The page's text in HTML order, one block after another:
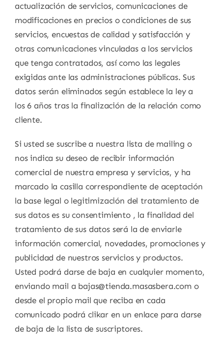
actualización de servicios, comunicaciones de
modificaciones en precios o condiciones de sus
servicios, encuestas de calidad y satisfacción y
otras comunicaciones vinculadas a los servicios
que tenga contratados, así como las legales
exigidas ante las administraciones públicas. Sus
datos serán eliminados según establece la ley a
los 6 años tras la finalización de la relación como
cliente.
Si usted se suscribe a nuestra lista de mailing o
nos indica su deseo de recibir información
comercial de nuestra empresa y servicios, y ha
marcado la casilla correspondiente de aceptación
la base legal o legitimización del tratamiento de
sus datos es su consentimiento , la finalidad del
tratamiento de sus datos será la de enviarle
información comercial, novedades, promociones y
publicidad de nuestros servicios y productos.
Usted podrá darse de baja en cualquier momento,
enviando mail a bajas@tienda.masasbera.com o
desde el propio mail que reciba en cada
comunicado podrá clikar en un enlace para darse
de baja de la lista de suscriptores.